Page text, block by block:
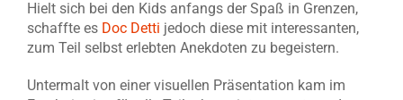
Hielt sich bei den Kids anfangs der Spaß in Grenzen,
schaffte es Doc Detti jedoch diese mit interessanten,
zum Teil selbst erlebten Anekdoten zu begeistern.
Untermalt von einer visuellen Präsentation kam im